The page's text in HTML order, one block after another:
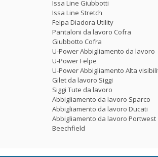
Issa Line Giubbotti
Issa Line Stretch
Felpa Diadora Utility
Pantaloni da lavoro Cofra
Giubbotto Cofra
U-Power Abbigliamento da lavoro
U-Power Felpe
U-Power Abbigliamento Alta
Gilet da lavoro Siggi
Siggi Tute da lavoro
Abbigliamento da lavoro Sparco
Abbigliamento da lavoro Ducati
Abbigliamento da lavoro Portwest
Beechfield